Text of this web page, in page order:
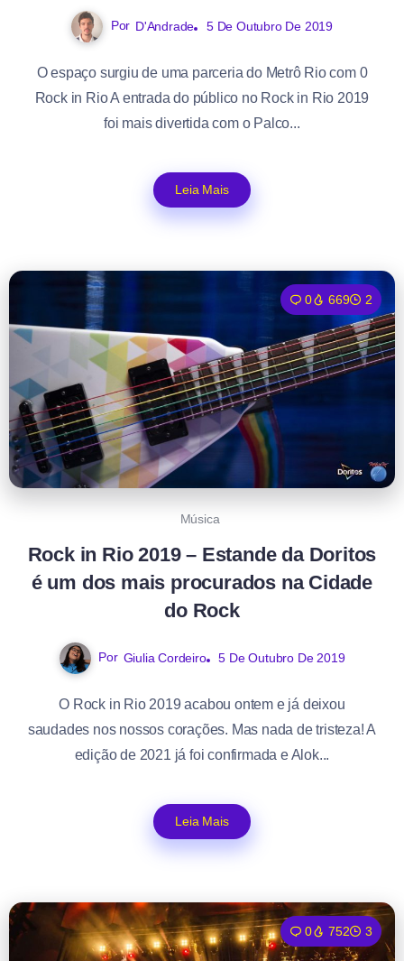
Por D'Andrade 5 De Outubro De 2019
O espaço surgiu de uma parceria do Metrô Rio com 0
Rock in Rio A entrada do público no Rock in Rio 2019
foi mais divertida com o Palco...
Leia Mais
0 669 2
Música
Rock in Rio 2019 – Estande da Doritos
é um dos mais procurados na Cidade
do Rock
Por Giulia Cordeiro 5 De Outubro De 2019
O Rock in Rio 2019 acabou ontem e já deixou
saudades nos nossos corações. Mas nada de tristeza! A
edição de 2021 já foi confirmada e Alok...
Leia Mais
0 752 3